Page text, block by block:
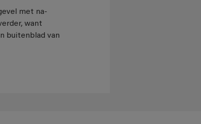
met na-
want
buitenblad van